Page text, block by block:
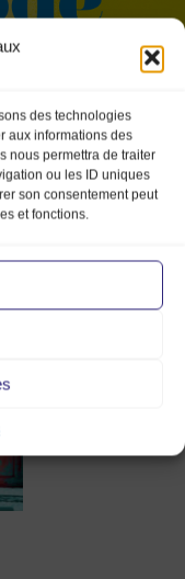
des technologies
aux informations des
nous permettra de traiter
ou les ID uniques
son consentement peut
et fonctions.
vintage-